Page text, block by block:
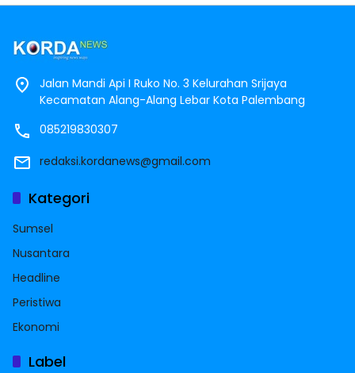
Jalan Mandi Api I Ruko No. 3 Kelurahan Srijaya
Kecamatan Alang-Alang Lebar Kota Palembang
085219830307
redaksi.kordanews@gmail.com
Kategori
Sumsel
Nusantara
Headline
Peristiwa
Ekonomi
Label